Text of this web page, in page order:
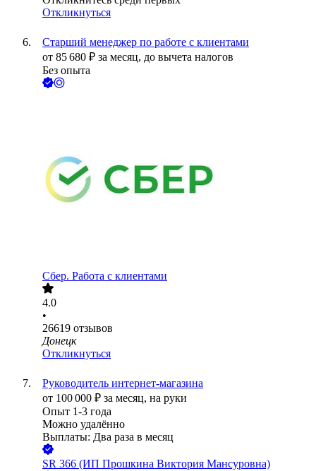
Откликнуться
Старший менеджер по работе с клиентами
от 85 680 ₽ за месяц, до вычета налогов
Без опыта
Сбер. Работа с клиентами
4.0
•
26619 отзывов
Донецк
Откликнуться
Руководитель интернет-магазина
от 100 000 ₽ за месяц, на руки
Опыт 1-3 года
Можно удалённо
Выплаты: Два раза в месяц
SR 366 (ИП Прошкина Виктория Мансуровна)